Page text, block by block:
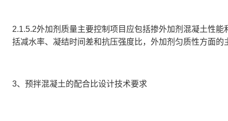
2.1.5.2外加剂质量主要控制项目应包括掺外加剂混凝土性
括减水率、凝结时间差和抗压强度比，外加剂匀质性方面的
3、预拌混凝土的配合比设计技术要求